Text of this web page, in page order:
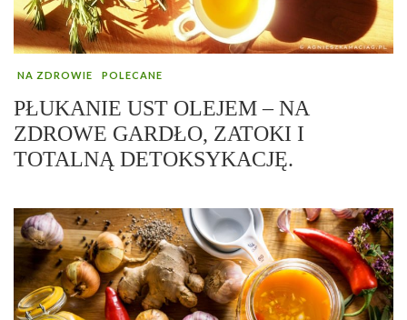
NA ZDROWIE POLECANE
PŁUKANIE UST OLEJEM – NA
ZDROWE GARDŁO, ZATOKI I
TOTALNĄ DETOKSYKACJĘ.